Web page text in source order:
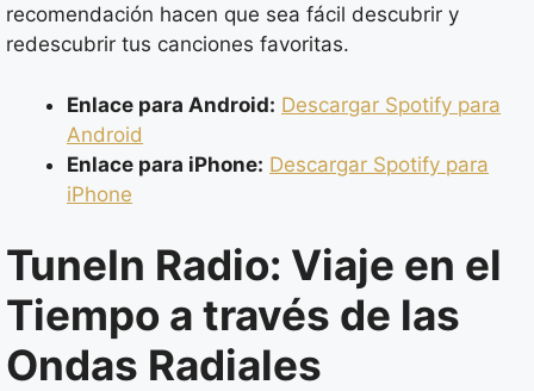
recomendación hacen que sea fácil descubrir y
redescubrir tus canciones favoritas.
Enlace para Android: Descargar Spotify para
Android
Enlace para iPhone: Descargar Spotify para
iPhone
TuneIn Radio: Viaje en el
Tiempo a través de las
Ondas Radiales